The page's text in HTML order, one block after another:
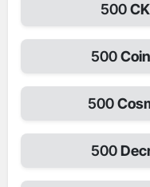
500
500
500
500